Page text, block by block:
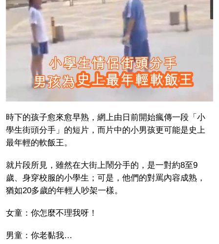
時下的孩子愈來愈早熟，網上由日前開始瘋傳一段「小
學生街頭分手」的短片，而片中的小男孩更可能是史上
最年輕的軟飯王。
就片段所見，雖然在大街上鬧分手的，是一對約8至9
歲、身穿校服的小學生；可是，他們的對罵內容成熟，
猶如20多歲的年輕人吵架一樣。
女童：你怎麼不理我呀！
男童：你老黏我…